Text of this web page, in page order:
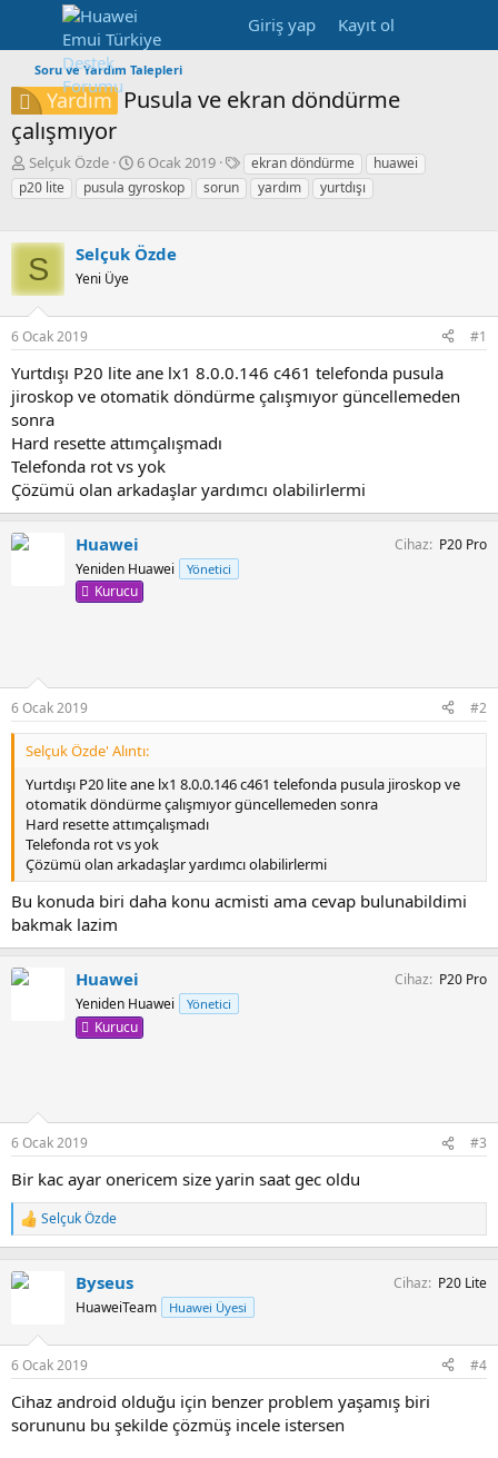
Giriş yap Kayıt ol
Soru ve Yardım Talepleri
Yardım Pusula ve ekran döndürme
çalışmıyor
K
o
n
u
y
u
b
a
ş
a
t
a
n
Selçuk Özde
B
a
ş
a
n
ç
r
i
i
6 Ocak 2019
E
t
i
r
ekran döndürme
huawei
p20 lite
pusula gyroskop sorun yardım yurtdışı
S Selçuk Özde
Yeni Üye
6 Ocak 2019 #1
Yurtdışı P20 lite ane lx1 8.0.0.146 c461 telefonda pusula
jiroskop ve otomatik döndürme çalışmıyor güncellemeden
sonra
Hard resette attımçalışmadı
Telefonda rot vs yok
Çözümü olan arkadaşlar yardımcı olabilirlermi
Huawei
Yeniden Huawei Yönetici
Kurucu
Cihaz P20 Pro
6 Ocak 2019 #2
Selçuk Özde' Alıntı:
Yurtdışı P20 lite ane lx1 8.0.0.146 c461 telefonda pusula jiroskop ve
otomatik döndürme çalışmıyor güncellemeden sonra
Hard resette attımçalışmadı
Telefonda rot vs yok
Çözümü olan arkadaşlar yardımcı olabilirlermi
Bu konuda biri daha konu acmisti ama cevap bulunabildimi
bakmak lazim
Huawei
Yeniden Huawei Yönetici
Kurucu
Cihaz P20 Pro
6 Ocak 2019 #3
Bir kac ayar onericem size yarin saat gec oldu
T
e
k
r
Selçuk Özde
Byseus
HuaweiTeam Huawei Üyesi
Cihaz P20 Lite
6 Ocak 2019 #4
Cihaz android olduğu için benzer problem yaşamış biri
sorununu bu şekilde çözmüş incele istersen